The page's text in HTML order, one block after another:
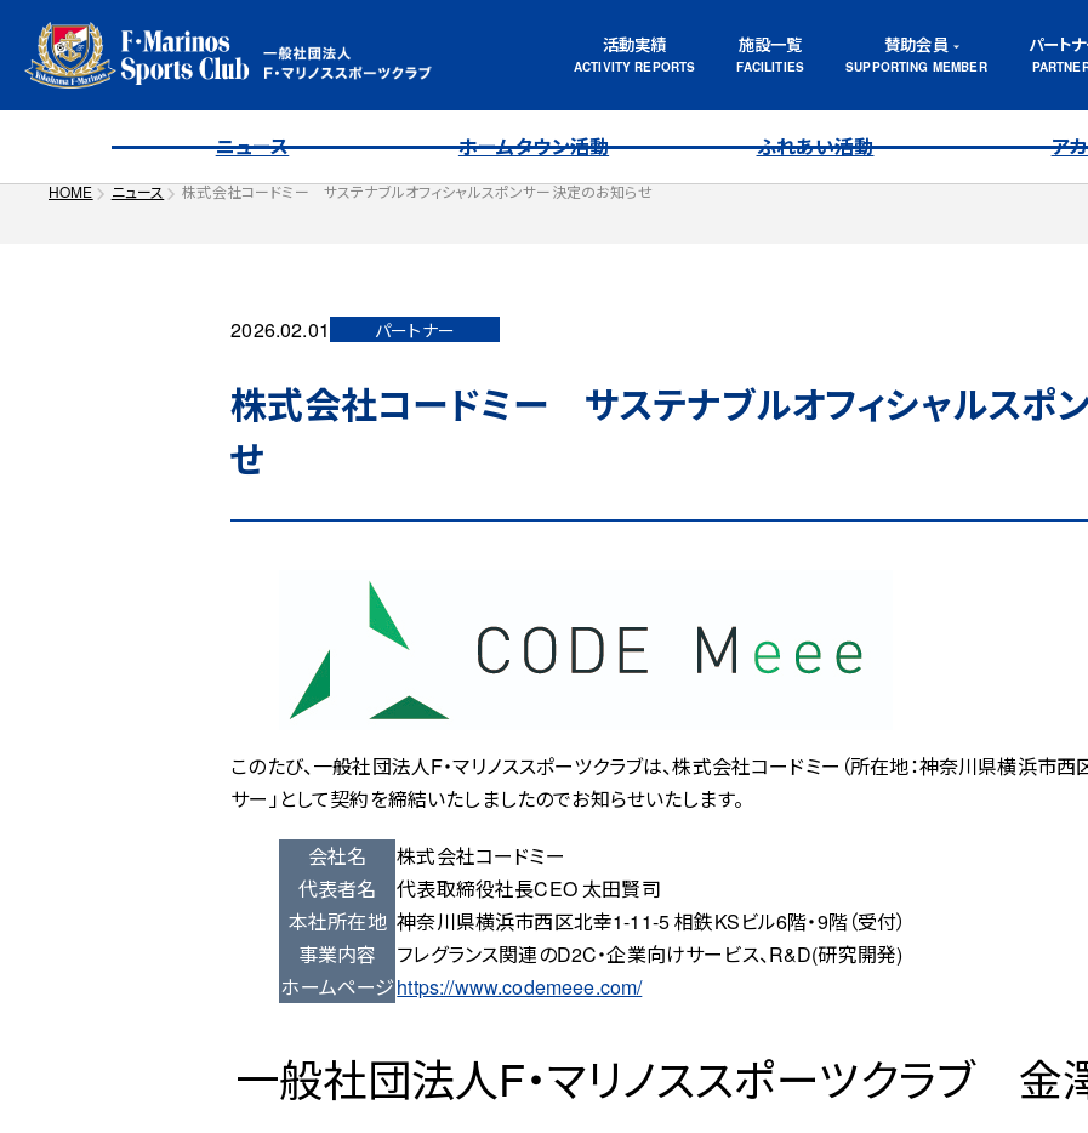
活動実績 施設一覧 賛助会員 パート
ニュース ホームタウン活動 ふれあい活動 ア
HOME ニュース 株式会社コードミー サステナブルオフィシャルスポンサー決定のお知らせ
2026.02.01 パートナー
株式会社コードミー サステナブルオフィシャルスポ
せ
このたび、一般社団法人F・マリノススポーツクラブは、株式会社コードミー（所在地：神奈川県横浜市西
サー」として契約を締結いたしましたのでお知らせいたします。
会社名
株式会社コードミー
代表者名
代表取締役社長CEO 太田賢司
本社所在地 神奈川県横浜市西区北幸1-11-5 相鉄KSビル6階・9階（受付）
事業内容
フレグランス関連のD2C・企業向けサービス、R&D(研究開発)
ホームページhttps://www.codemeee.com/
一般社団法人F・マリノススポーツクラブ